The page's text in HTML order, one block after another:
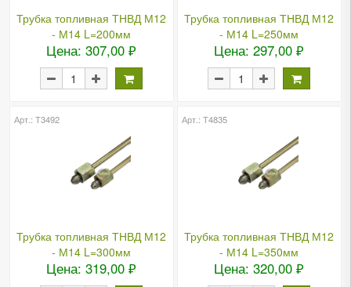
Трубка топливная ТНВД М12
- М14 L=200мм
Цена: 307,00 ₽
Трубка топливная ТНВД М12
- М14 L=250мм
Цена: 297,00 ₽
Арт.: Т3492
Трубка топливная ТНВД М12
- М14 L=300мм
Цена: 319,00 ₽
Арт.: Т4835
Трубка топливная ТНВД М12
- М14 L=350мм
Цена: 320,00 ₽